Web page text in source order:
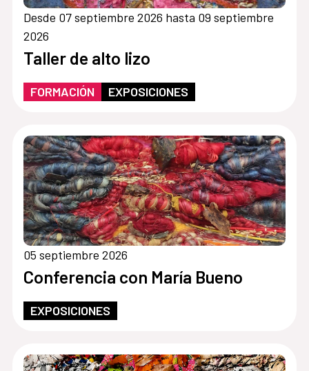
Desde 07 septiembre 2026 hasta 09 septiembre
2026
Taller de alto lizo
FORMACIÓN EXPOSICIONES
05 septiembre 2026
Conferencia con María Bueno
EXPOSICIONES